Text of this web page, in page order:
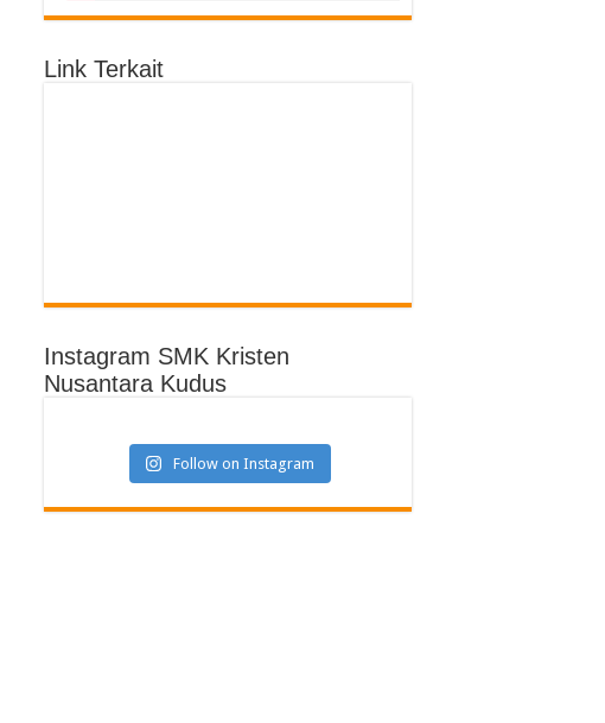
Link Terkait
Instagram SMK Kristen
Nusantara Kudus
Follow on Instagram